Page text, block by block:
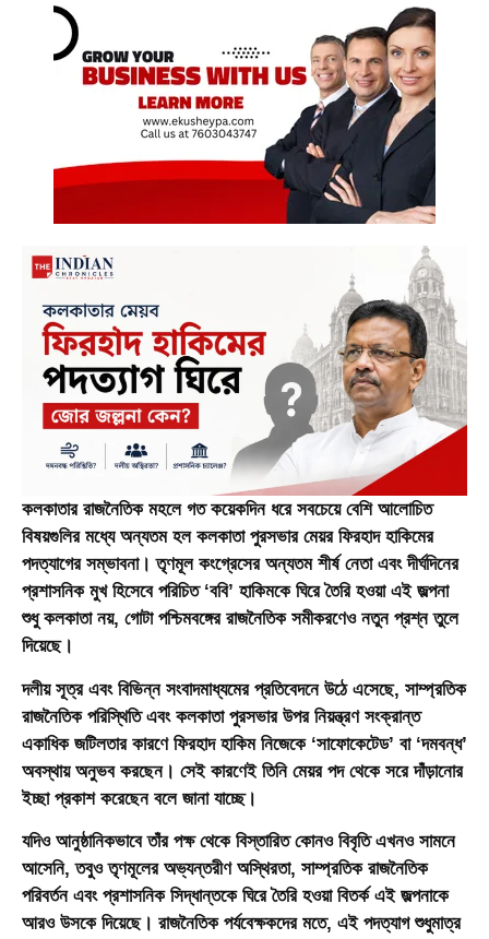
কলকাতার রাজনৈতিক মহলে গত কয়েকদিন ধরে সবচেয়ে বেশি আলোচিত
বিষয়গুলির মধ্যে অন্যতম হল কলকাতা পুরসভার মেয়র ফিরহাদ হাকিমের
পদত্যাগের সম্ভাবনা। তৃণমূল কংগ্রেসের অন্যতম শীর্ষ নেতা এবং দীর্ঘদিনের
প্রশাসনিক মুখ হিসেবে পরিচিত ‘ববি’ হাকিমকে ঘিরে তৈরি হওয়া এই জল্পনা
শুধু কলকাতা নয়, গোটা পশ্চিমবঙ্গের রাজনৈতিক সমীকরণেও নতুন প্রশ্ন তুলে
দিয়েছে।
দলীয় সূত্র এবং বিভিন্ন সংবাদমাধ্যমের প্রতিবেদনে উঠে এসেছে, সাম্প্রতিক
রাজনৈতিক পরিস্থিতি এবং কলকাতা পুরসভার উপর নিয়ন্ত্রণ সংক্রান্ত
একাধিক জটিলতার কারণে ফিরহাদ হাকিম নিজেকে ‘সাফোকেটেড’ বা ‘দমবন্ধ’
অবস্থায় অনুভব করছেন। সেই কারণেই তিনি মেয়র পদ থেকে সরে দাঁড়ানোর
ইচ্ছা প্রকাশ করেছেন বলে জানা যাচ্ছে।
যদিও আনুষ্ঠানিকভাবে তাঁর পক্ষ থেকে বিস্তারিত কোনও বিবৃতি এখনও সামনে
আসেনি, তবুও তৃণমূলের অভ্যন্তরীণ অস্থিরতা, সাম্প্রতিক রাজনৈতিক
পরিবর্তন এবং প্রশাসনিক সিদ্ধান্তকে ঘিরে তৈরি হওয়া বিতর্ক এই জল্পনাকে
আরও উসকে দিয়েছে। রাজনৈতিক পর্যবেক্ষকদের মতে, এই পদত্যাগ শুধুমাত্র